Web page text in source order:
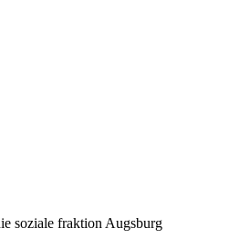
soziale fraktion Augsburg